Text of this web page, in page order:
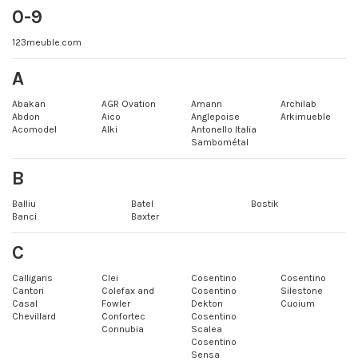
0-9
123meuble.com
A
Abakan
Abdon
Acomodel
AGR Ovation
Aico
Alki
Amann
Anglepoise
Antonello Italia
Sambométal
Archilab
Arkimueble
B
Balliu
Banci
Batel
Baxter
Bostik
C
Calligaris
Cantori
Casal
Chevillard
Clei
Colefax and
Fowler
Confortec
Connubia
Cosentino
Cosentino
Dekton
Cosentino
Scalea
Cosentino
Sensa
Cosentino
Silestone
Cuoium